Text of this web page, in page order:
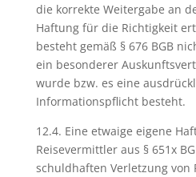
die korrekte Weitergabe an
Haftung für die Richtigkeit
besteht gemäß § 676 BGB
ein besonderer
wurde bzw. es eine
Informationspflicht besteht.
12.4. Eine etwaige eigene
Reisevermittler aus § 651x
schuldhaften Verletzung